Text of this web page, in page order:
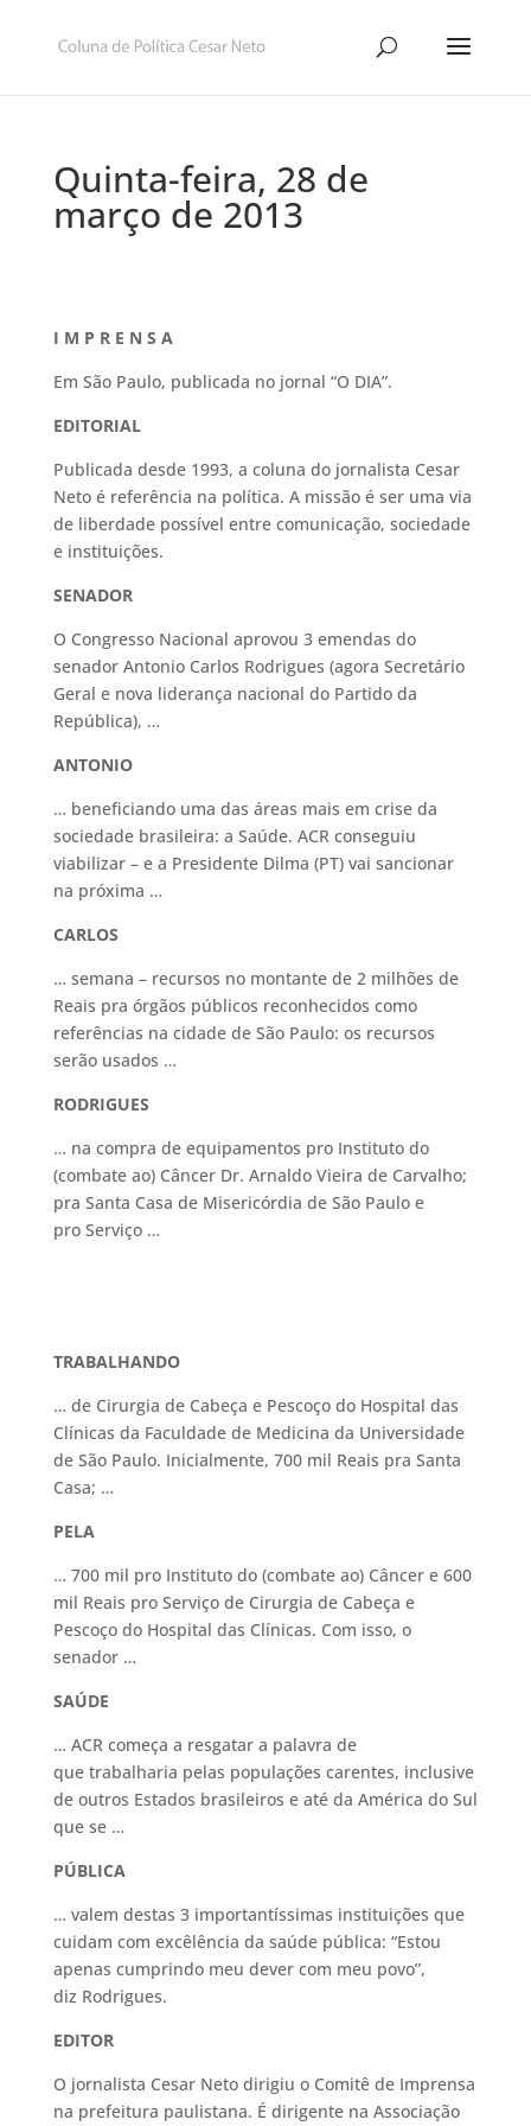
Quinta-feira, 28 de
março de 2013
I M P R E N S A
Em São Paulo, publicada no jornal “O DIA”.
EDITORIAL
Publicada desde 1993, a coluna do jornalista Cesar
Neto é referência na política. A missão é ser uma via
de liberdade possível entre comunicação, sociedade
e instituições.
SENADOR
O Congresso Nacional aprovou 3 emendas do
senador Antonio Carlos Rodrigues (agora Secretário
Geral e nova liderança nacional do Partido da
República), …
ANTONIO
… beneficiando uma das áreas mais em crise da
sociedade brasileira: a Saúde. ACR conseguiu
viabilizar – e a Presidente Dilma (PT) vai sancionar
na próxima …
CARLOS
… semana – recursos no montante de 2 milhões de
Reais pra órgãos públicos reconhecidos como
referências na cidade de São Paulo: os recursos
serão usados …
RODRIGUES
… na compra de equipamentos pro Instituto do
(combate ao) Câncer Dr. Arnaldo Vieira de Carvalho;
pra Santa Casa de Misericórdia de São Paulo e
pro Serviço …
TRABALHANDO
… de Cirurgia de Cabeça e Pescoço do Hospital das
Clínicas da Faculdade de Medicina da Universidade
de São Paulo. Inicialmente, 700 mil Reais pra Santa
Casa; …
PELA
… 700 mil pro Instituto do (combate ao) Câncer e 600
mil Reais pro Serviço de Cirurgia de Cabeça e
Pescoço do Hospital das Clínicas. Com isso, o
senador …
SAÚDE
… ACR começa a resgatar a palavra de
que trabalharia pelas populações carentes, inclusive
de outros Estados brasileiros e até da América do Sul
que se …
PÚBLICA
… valem destas 3 importantíssimas instituições que
cuidam com excêlência da saúde pública: “Estou
apenas cumprindo meu dever com meu povo”,
diz Rodrigues.
EDITOR
O jornalista Cesar Neto dirigiu o Comitê de Imprensa
na prefeitura paulistana. É dirigente na Associação